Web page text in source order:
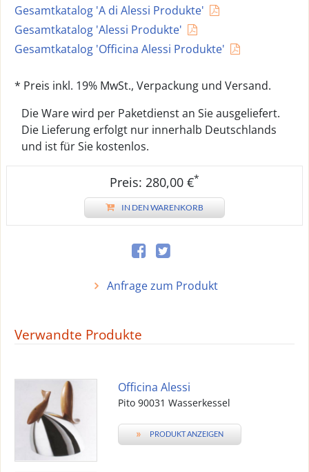
Gesamtkatalog 'A di Alessi Produkte'
Gesamtkatalog 'Alessi Produkte'
Gesamtkatalog 'Officina Alessi Produkte'
* Preis inkl. 19% MwSt., Verpackung und Versand.
Die Ware wird per Paketdienst an Sie ausgeliefert.
Die Lieferung erfolgt nur innerhalb Deutschlands
und ist für Sie kostenlos.
Preis: 280,00 €*
IN DEN WARENKORB
Anfrage zum Produkt
Verwandte Produkte
Officina Alessi
Pito 90031 Wasserkessel
» PRODUKT ANZEIGEN